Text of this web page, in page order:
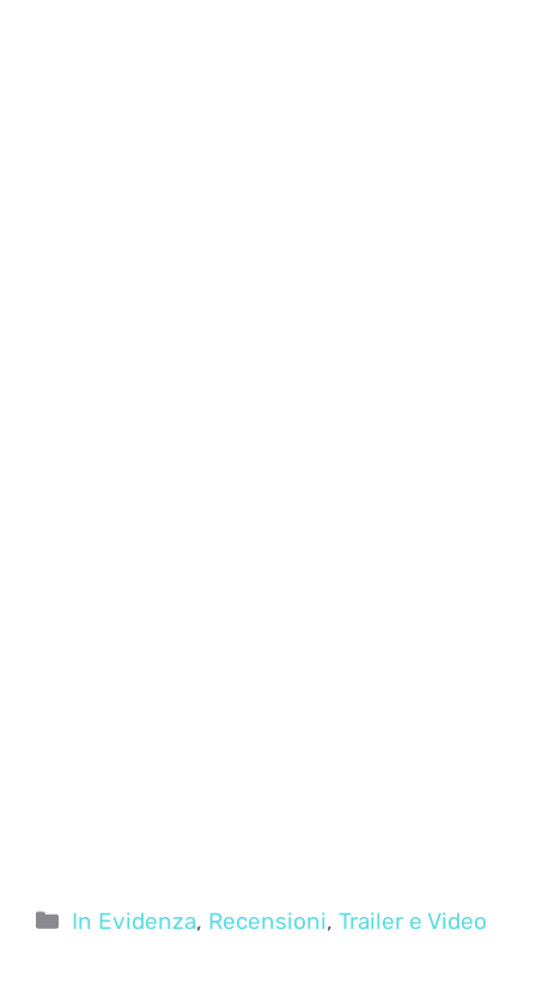
Categorie
In Evidenza, Recensioni,Trailer e Video